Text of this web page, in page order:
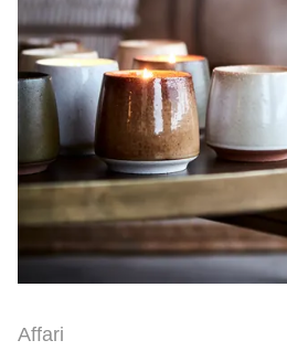
Affari